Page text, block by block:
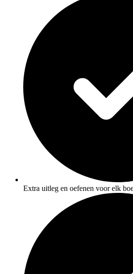
Extra uitleg en oefenen voor elk